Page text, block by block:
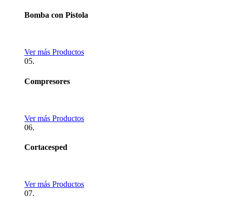
Bomba con Pistola
Ver más Productos
05.
Compresores
Ver más Productos
06.
Cortacesped
Ver más Productos
07.